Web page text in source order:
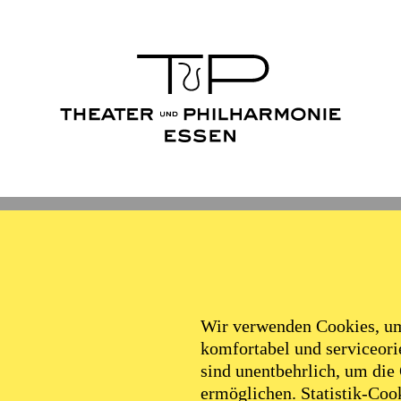
Wir verwenden Cookies,
komfortabel und
sind unentbehrlich, um
ermöglichen. Statistik-